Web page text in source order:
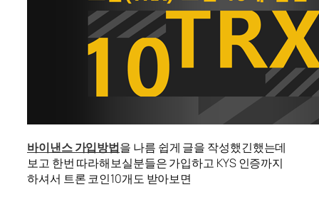
바이낸스 가입방법을 나름 쉽게 글을 작성했긴했는데
보고 한번 따라해보실분들은 가입하고 KYS 인증까지
하셔서 트론 코인10개도 받아보면